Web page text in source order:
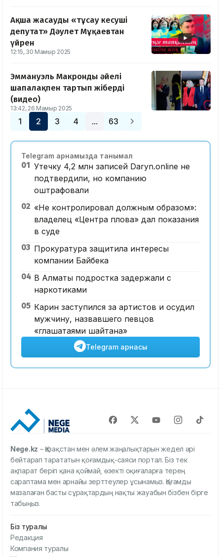
Ақша жасауды «тұсау кесуші
депутат» Дәулет Мұқаевтан
үйрен
12:15, 30 Мамыр 2025
Эммануэль Макронды әйелі
шапалақпен тартып жіберді
(видео)
13:42, 26 Мамыр 2025
1 2 3 4 … 63
Telegram арнамызда танымал
01 Утечку 4,2 млн записей Daryn.online не
подтвердили, но компанию
оштрафовали
02 «Не контролировал должным образом»:
владелец «Центра плова» дал показания
в суде
03 Прокуратура защитила интересы
компании Байбека
04 В Алматы подростка задержали с
наркотиками
05 Карин заступился за артистов и осудил
мужчину, назвавшего певцов
«глашатаями шайтана»
Telegram арнасы
Nege.kz – Қазақстан мен әлем жаңалықтарын жедел әрі
бейтарап тарататын қоғамдық-саяси портал. Біз тек
ақпарат беріп қана қоймай, өзекті оқиғаларға терең
сараптама мен арнайы зерттеулер ұсынамыз. Қоғамды
мазалаған басты сұрақтардың нақты жауабын бізбен бірге
табыңыз.
Біз туралы
Редакция
Компания туралы